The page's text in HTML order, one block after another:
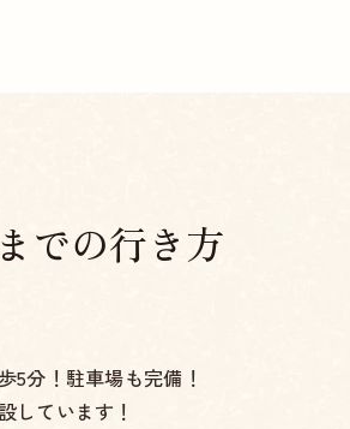
での行き方
5分！駐車場も完備！
しています！